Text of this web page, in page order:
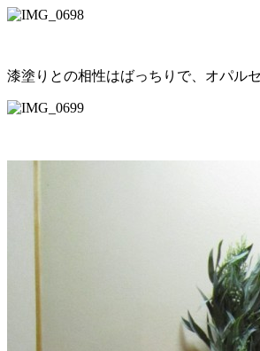
漆塗りとの相性はばっちりで、オパル